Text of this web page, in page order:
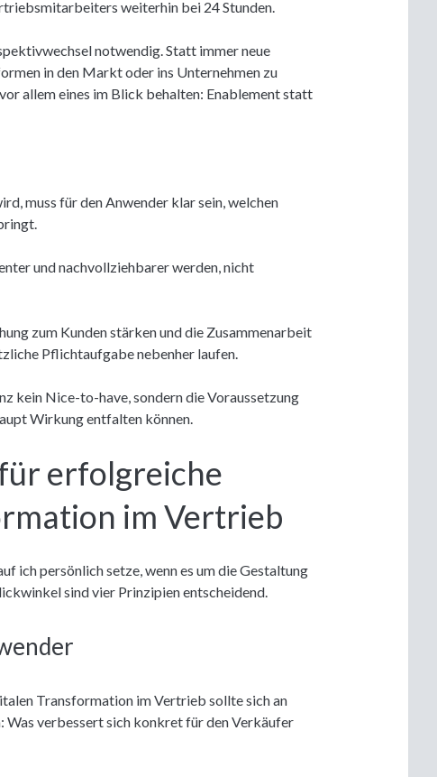
weiterhin bei 24 Stunden.
notwendig. Statt immer neue
in den Markt oder ins Unternehmen zu
allem eines im Blick behalten: Enablement statt
muss für den Anwender klar sein, welchen
und nachvollziehbarer werden, nicht
zum Kunden stärken und die Zusammenarbeit
Pflichtaufgabe nebenher laufen.
kein Nice-to-have, sondern die Voraussetzung
Wirkung entfalten können.
erfolgreiche
im Vertrieb
ich persönlich setze, wenn es um die Gestaltung
sind vier Prinzipien entscheidend.
Transformation im Vertrieb sollte sich an
Was verbessert sich konkret für den Verkäufer